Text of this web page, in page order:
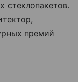
стеклопакетов.
премий